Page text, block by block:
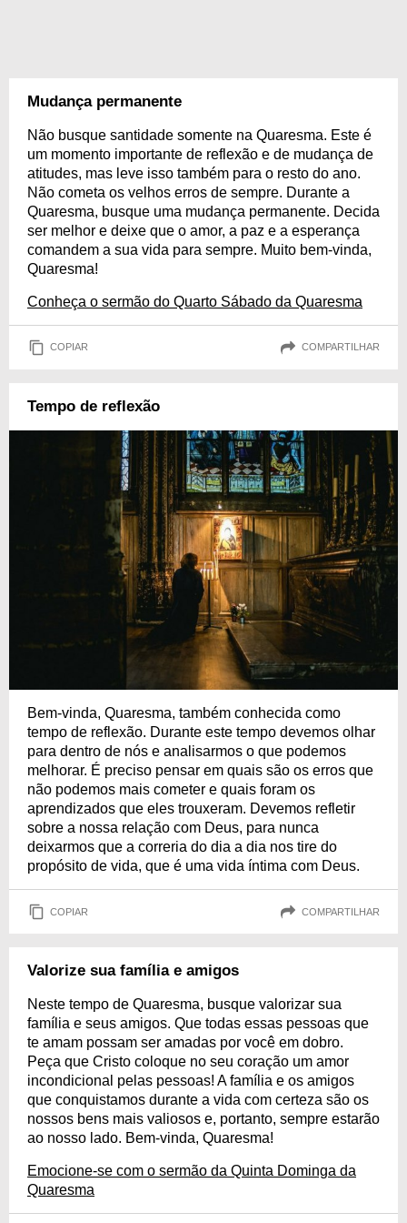
Mudança permanente
Não busque santidade somente na Quaresma. Este é
um momento importante de reflexão e de mudança de
atitudes, mas leve isso também para o resto do ano.
Não cometa os velhos erros de sempre. Durante a
Quaresma, busque uma mudança permanente. Decida
ser melhor e deixe que o amor, a paz e a esperança
comandem a sua vida para sempre. Muito bem-vinda,
Quaresma!
Conheça o sermão do Quarto Sábado da Quaresma
COPIAR COMPARTILHAR
Tempo de reflexão
Bem-vinda, Quaresma, também conhecida como
tempo de reflexão. Durante este tempo devemos olhar
para dentro de nós e analisarmos o que podemos
melhorar. É preciso pensar em quais são os erros que
não podemos mais cometer e quais foram os
aprendizados que eles trouxeram. Devemos refletir
sobre a nossa relação com Deus, para nunca
deixarmos que a correria do dia a dia nos tire do
propósito de vida, que é uma vida íntima com Deus.
COPIAR COMPARTILHAR
Valorize sua família e amigos
Neste tempo de Quaresma, busque valorizar sua
família e seus amigos. Que todas essas pessoas que
te amam possam ser amadas por você em dobro.
Peça que Cristo coloque no seu coração um amor
incondicional pelas pessoas! A família e os amigos
que conquistamos durante a vida com certeza são os
nossos bens mais valiosos e, portanto, sempre estarão
ao nosso lado. Bem-vinda, Quaresma!
Emocione-se com o sermão da Quinta Dominga da
Quaresma